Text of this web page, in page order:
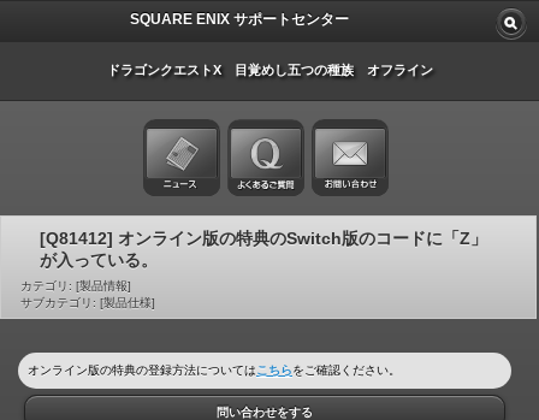
SQUARE ENIX サポートセンター
ドラゴンクエストX 目覚めし五つの種族 オフライン
[Q81412] オンライン版の特典のSwitch版のコードに「Z」
が入っている。
カテゴリ: [製品情報]
サブカテゴリ: [製品仕様]
オンライン版の特典の登録方法についてはこちらをご確認ください。
問い合わせをする